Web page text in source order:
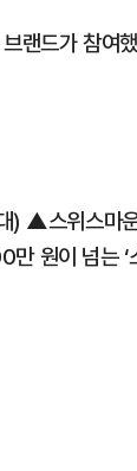
랜드가 참여
) ▲스위스마
이 넘는 ‘